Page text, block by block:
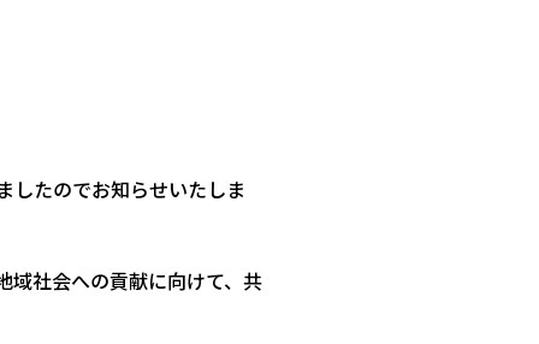
したのでお知らせいたしま
域社会への貢献に向けて、共